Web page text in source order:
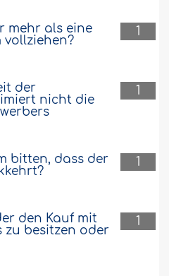
1
mehr als eine
vollziehen?
1
der
nicht die
1
bitten, dass der
1
den Kauf mit
zu besitzen oder